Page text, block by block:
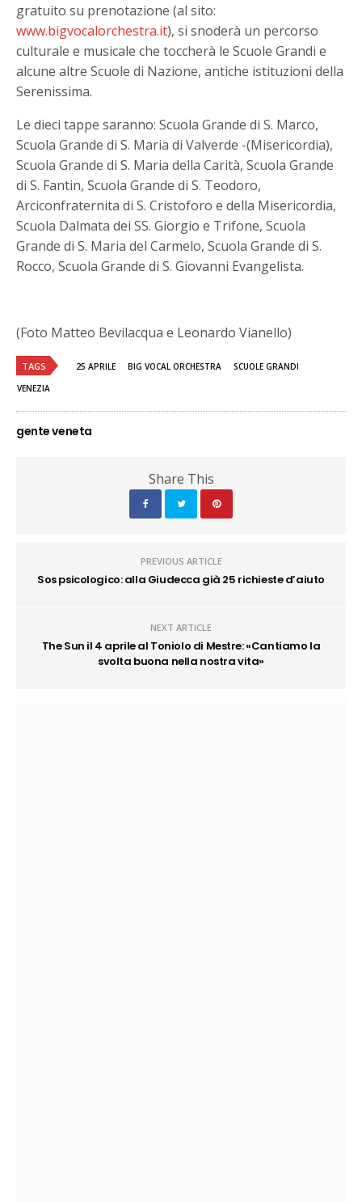
gratuito su prenotazione (al sito:
www.bigvocalorchestra.it), si snoderà un percorso
culturale e musicale che toccherà le Scuole Grandi e
alcune altre Scuole di Nazione, antiche istituzioni della
Serenissima.
Le dieci tappe saranno: Scuola Grande di S. Marco,
Scuola Grande di S. Maria di Valverde -(Misericordia),
Scuola Grande di S. Maria della Carità, Scuola Grande
di S. Fantin, Scuola Grande di S. Teodoro,
Arciconfraternita di S. Cristoforo e della Misericordia,
Scuola Dalmata dei SS. Giorgio e Trifone, Scuola
Grande di S. Maria del Carmelo, Scuola Grande di S.
Rocco, Scuola Grande di S. Giovanni Evangelista.
(Foto Matteo Bevilacqua e Leonardo Vianello)
TAGS 25 APRILE BIG VOCAL ORCHESTRA
SCUOLE GRANDI
VENEZIA
gente veneta
Share This
PREVIOUS ARTICLE
Sos psicologico: alla Giudecca già 25 richieste d’aiuto
NEXT ARTICLE
The Sun il 4 aprile al Toniolo di Mestre: «Cantiamo la
svolta buona nella nostra vita»